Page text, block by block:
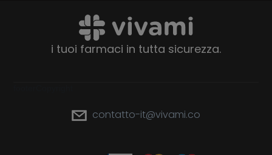
i tuoi farmaci in tutta sicurezza.
contatto-it@vivami.co